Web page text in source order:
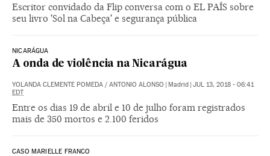
Escritor convidado da Flip conversa com o EL PAÍS sobre
seu livro 'Sol na Cabeça' e segurança pública
NICARÁGUA
A onda de violência na Nicarágua
YOLANDA CLEMENTE POMEDA / ANTONIO ALONSO | Madrid | JUL 13, 2018 - 06:41
EDT
Entre os dias 19 de abril e 10 de julho foram registrados
mais de 350 mortos e 2.100 feridos
CASO MARIELLE FRANCO